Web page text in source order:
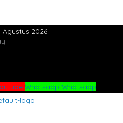
Agustus 2026
Whatsapp Whatsapp